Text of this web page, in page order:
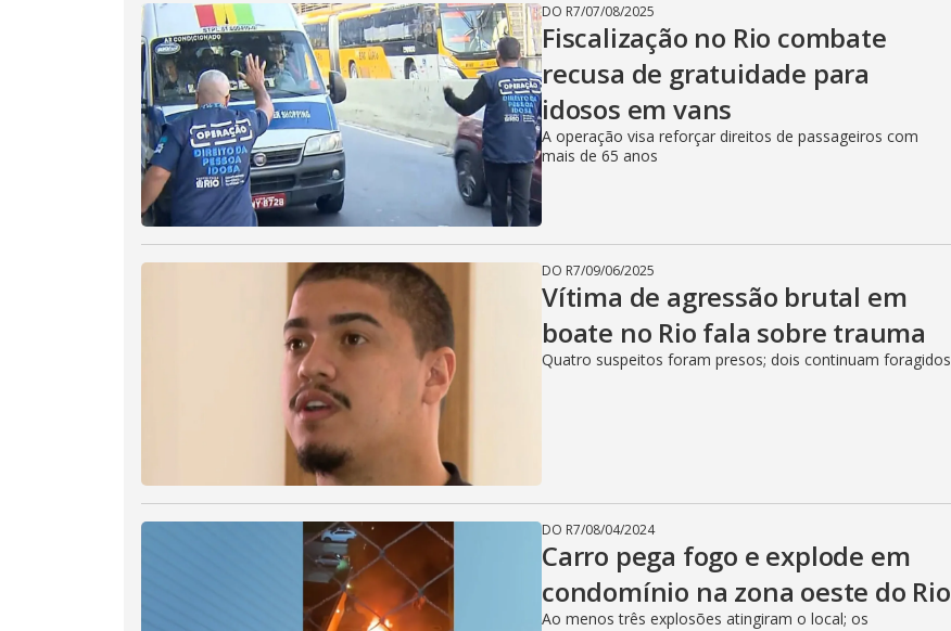
DO R7/07/08/2025
Fiscalização no Rio combate
recusa de gratuidade para
idosos em vans
A operação visa reforçar direitos de passageiros com
mais de 65 anos
DO R7/09/06/2025
Vítima de agressão brutal em
boate no Rio fala sobre trauma
Quatro suspeitos foram presos; dois continuam foragidos
DO R7/08/04/2024
Carro pega fogo e explode em
condomínio na zona oeste do Rio
Ao menos três explosões atingiram o local; os